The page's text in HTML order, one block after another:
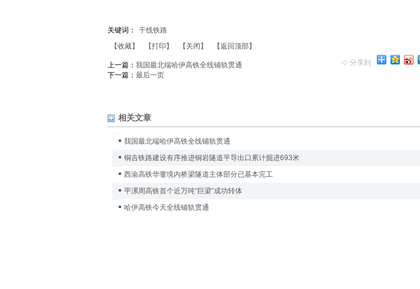
关键词：
干线铁路
【收藏】
【打印】 【关闭】
【返回顶部】
分享到
上一篇： 我国最北端哈伊高铁全线铺轨贯通
下一篇： 最后一页
相关文章
我国最北端哈伊高铁全线铺轨贯通
铜吉铁路建设有序推进铜岩隧道平导出口累计掘进693米
西渝高铁华蓥境内桥梁隧道主体部分已基本完工
平漯周高铁首个近万吨“巨梁”成功转体
哈伊高铁今天全线铺轨贯通